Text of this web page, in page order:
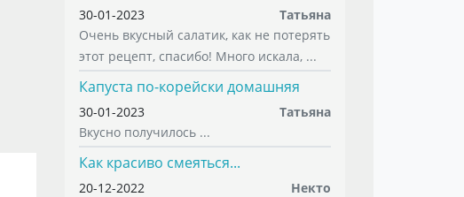
30-01-2023
Татьяна
Очень вкусный салатик, как не потерять
этот рецепт, спасибо! Много искала, ...
Капуста по-корейски домашняя
30-01-2023
Татьяна
Вкусно получилось ...
Как красиво смеяться...
20-12-2022
Некто